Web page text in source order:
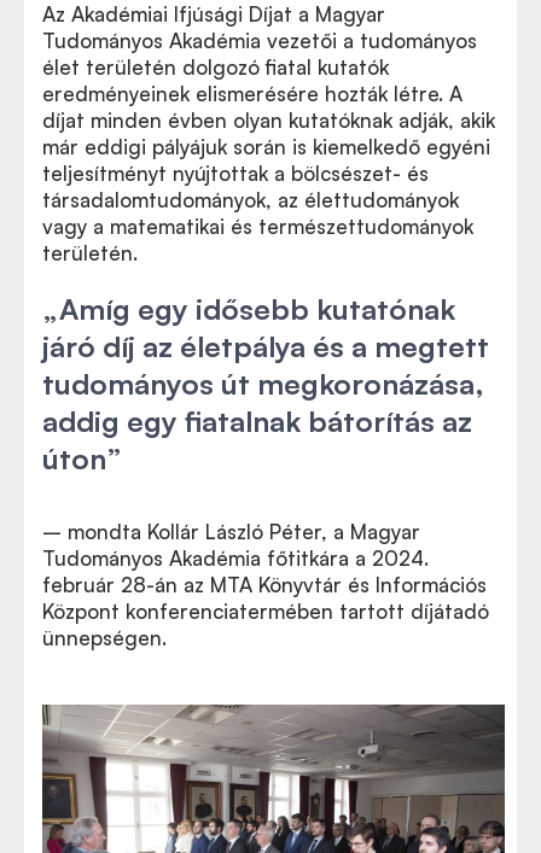
Az Akadémiai Ifjúsági Díjat a Magyar
Tudományos Akadémia vezetői a tudományos
élet területén dolgozó fiatal kutatók
eredményeinek elismerésére hozták létre. A
díjat minden évben olyan kutatóknak adják, akik
már eddigi pályájuk során is kiemelkedő egyéni
teljesítményt nyújtottak a bölcsészet- és
társadalomtudományok, az élettudományok
vagy a matematikai és természettudományok
területén.
„Amíg egy idősebb kutatónak
járó díj az életpálya és a megtett
tudományos út megkoronázása,
addig egy fiatalnak bátorítás az
úton”
– mondta Kollár László Péter, a Magyar
Tudományos Akadémia főtitkára a 2024.
február 28-án az MTA Könyvtár és Információs
Központ konferenciatermében tartott díjátadó
ünnepségen.